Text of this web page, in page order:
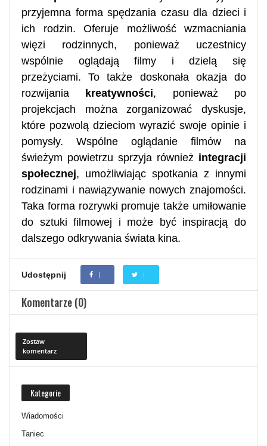
przyjemna forma spędzania czasu dla dzieci i
ich rodzin. Oferuje możliwość wzmacniania
więzi rodzinnych, ponieważ uczestnicy
wspólnie oglądają filmy i dzielą się
przeżyciami. To także doskonała okazja do
rozwijania kreatywności, ponieważ po
projekcjach można zorganizować dyskusje,
które pozwolą dzieciom wyrazić swoje opinie i
pomysły. Wspólne oglądanie filmów na
świeżym powietrzu sprzyja również integracji
społecznej, umożliwiając spotkania z innymi
rodzinami i nawiązywanie nowych znajomości.
Taka forma rozrywki promuje także umiłowanie
do sztuki filmowej i może być inspiracją do
dalszego odkrywania świata kina.
Udostępnij
Komentarze (0)
Zostaw
komentarz
Kategorie
Wiadomości
Taniec